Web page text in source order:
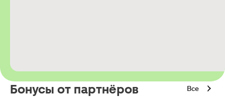
Бонусы от партнёров Все